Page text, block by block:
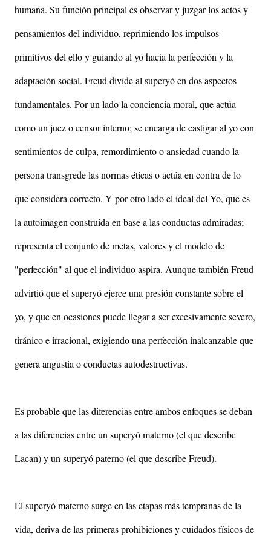
humana. Su función principal es observar y juzgar los actos y
pensamientos del individuo, reprimiendo los impulsos
primitivos del ello y guiando al yo hacia la perfección y la
adaptación social. Freud divide al superyó en dos aspectos
fundamentales. Por un lado la conciencia moral, que actúa
como un juez o censor interno; se encarga de castigar al yo con
sentimientos de culpa, remordimiento o ansiedad cuando la
persona transgrede las normas éticas o actúa en contra de lo
que considera correcto. Y por otro lado el ideal del Yo, que es
la autoimagen construida en base a las conductas admiradas;
representa el conjunto de metas, valores y el modelo de
"perfección" al que el individuo aspira. Aunque también Freud
advirtió que el superyó ejerce una presión constante sobre el
yo, y que en ocasiones puede llegar a ser excesivamente severo,
tiránico e irracional, exigiendo una perfección inalcanzable que
genera angustia o conductas autodestructivas.
Es probable que las diferencias entre ambos enfoques se deban
a las diferencias entre un superyó materno (el que describe
Lacan) y un superyó paterno (el que describe Freud).
El superyó materno surge en las etapas más tempranas de la
vida, deriva de las primeras prohibiciones y cuidados físicos de